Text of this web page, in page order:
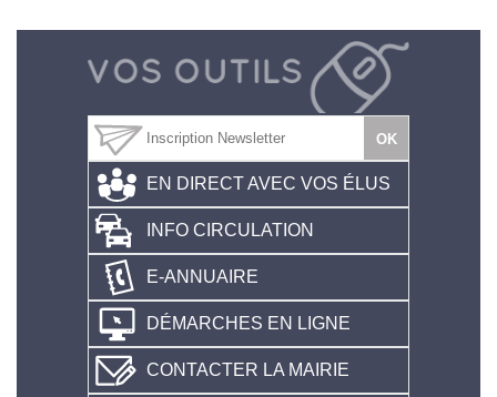
EN DIRECT AVEC VOS ÉLUS
INFO CIRCULATION
E-ANNUAIRE
DÉMARCHES EN LIGNE
CONTACTER LA MAIRIE